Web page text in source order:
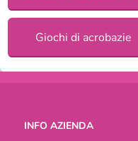
Giochi di acrobazie
INFO AZIENDA